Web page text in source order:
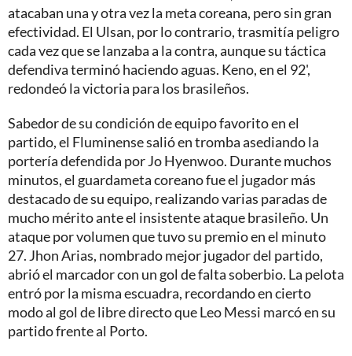
atacaban una y otra vez la meta coreana, pero sin gran
efectividad. El Ulsan, por lo contrario, trasmitía peligro
cada vez que se lanzaba a la contra, aunque su táctica
defendiva terminó haciendo aguas. Keno, en el 92',
redondeó la victoria para los brasileños.
Sabedor de su condición de equipo favorito en el
partido, el Fluminense salió en tromba asediando la
portería defendida por Jo Hyenwoo. Durante muchos
minutos, el guardameta coreano fue el jugador más
destacado de su equipo, realizando varias paradas de
mucho mérito ante el insistente ataque brasileño. Un
ataque por volumen que tuvo su premio en el minuto
27. Jhon Arias, nombrado mejor jugador del partido,
abrió el marcador con un gol de falta soberbio. La pelota
entró por la misma escuadra, recordando en cierto
modo al gol de libre directo que Leo Messi marcó en su
partido frente al Porto.